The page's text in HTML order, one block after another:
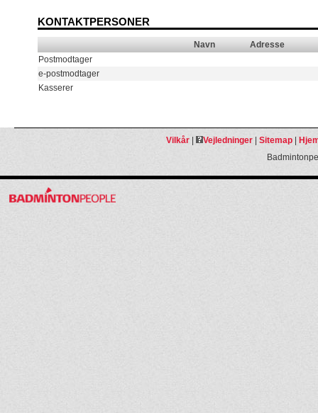
KONTAKTPERSONER
Navn
Adresse
Postmodtager
e-postmodtager
Kasserer
Vilkår| Vejledninger| Sitemap|